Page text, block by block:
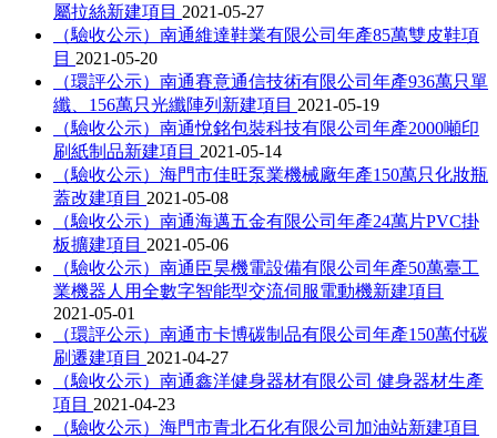
屬拉絲新建項目 2021-05-27
（驗收公示）南通維達鞋業有限公司年產85萬雙皮鞋項
目 2021-05-20
（環評公示）南通賽意通信技術有限公司年產936萬只單
纖、156萬只光纖陣列新建項目 2021-05-19
（驗收公示）南通悅銘包裝科技有限公司年產2000噸印
刷紙制品新建項目 2021-05-14
（驗收公示）海門市佳旺泵業機械廠年產150萬只化妝瓶
蓋改建項目 2021-05-08
（驗收公示）南通海邁五金有限公司年產24萬片PVC掛
板擴建項目 2021-05-06
（驗收公示）南通臣昊機電設備有限公司年產50萬臺工
業機器人用全數字智能型交流伺服電動機新建項目
2021-05-01
（環評公示）南通市卡博碳制品有限公司年產150萬付碳
刷遷建項目 2021-04-27
（驗收公示）南通鑫洋健身器材有限公司 健身器材生產
項目 2021-04-23
（驗收公示）海門市青北石化有限公司加油站新建項目